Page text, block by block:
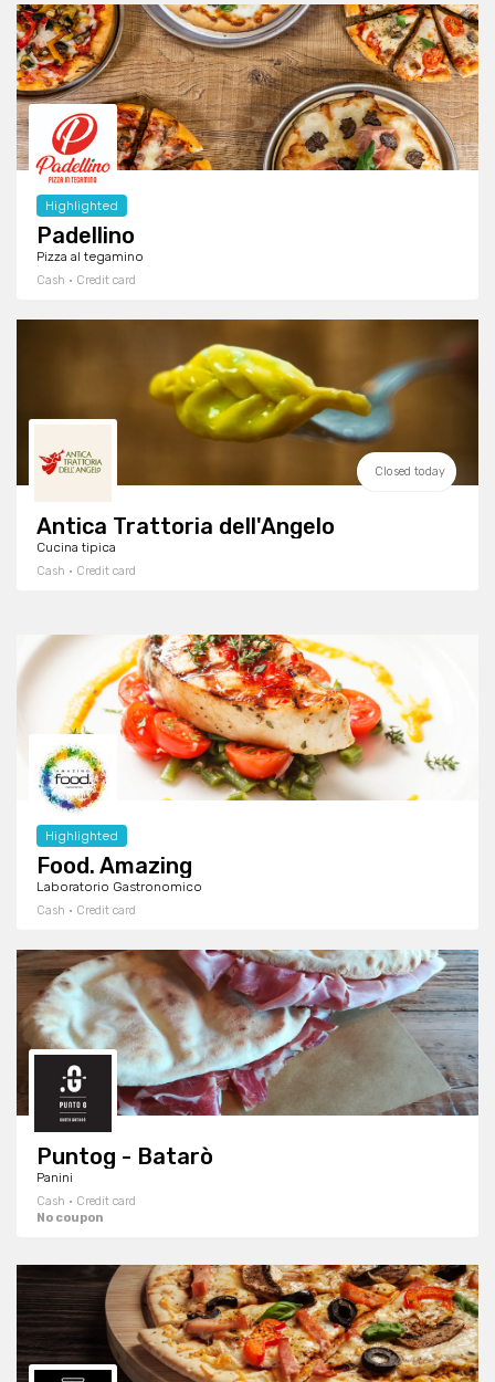
Highlighted
Padellino
Pizza al tegamino
Cash · Credit card
Closed today
Antica Trattoria dell'Angelo
Cucina tipica
Cash · Credit card
Highlighted
Food. Amazing
Laboratorio Gastronomico
Cash · Credit card
Puntog - Batarò
Panini
Cash · Credit card
No coupon